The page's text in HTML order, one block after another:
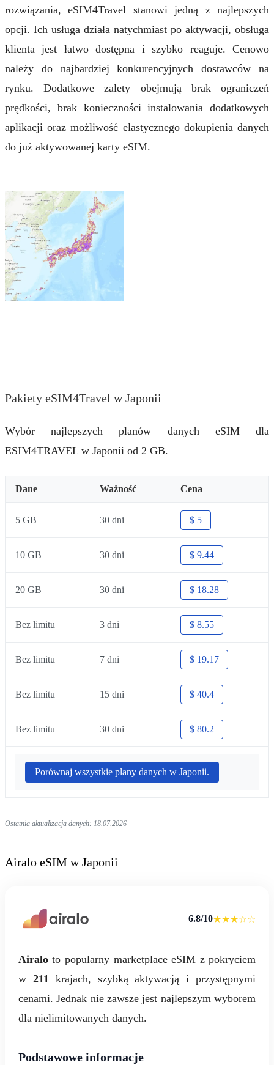
rozwiązania, eSIM4Travel stanowi jedną z najlepszych
opcji. Ich usługa działa natychmiast po aktywacji, obsługa
klienta jest łatwo dostępna i szybko reaguje. Cenowo
należy do najbardziej konkurencyjnych dostawców na
rynku. Dodatkowe zalety obejmują brak ograniczeń
prędkości, brak konieczności instalowania dodatkowych
aplikacji oraz możliwość elastycznego dokupienia danych
do już aktywowanej karty eSIM.
Pakiety eSIM4Travel w Japonii
Wybór najlepszych planów danych eSIM dla
ESIM4TRAVEL w Japonii od 2 GB.
Dane Ważność Cena
5 GB 30 dni $ 5
10 GB 30 dni $ 9.44
20 GB 30 dni $ 18.28
Bez limitu 3 dni $ 8.55
Bez limitu 7 dni $ 19.17
Bez limitu 15 dni $ 40.4
Bez limitu 30 dni $ 80.2
Porównaj wszystkie plany danych w Japonii.
Ostatnia aktualizacja danych: 18.07.2026
Airalo eSIM w Japonii
6.8/10★★★☆☆
Airaloto popularny marketplace eSIM z pokryciem
w 211 krajach, szybką aktywacją i przystępnymi
cenami. Jednak nie zawsze jest najlepszym wyborem
dla nielimitowanych danych.
Podstawowe informacje